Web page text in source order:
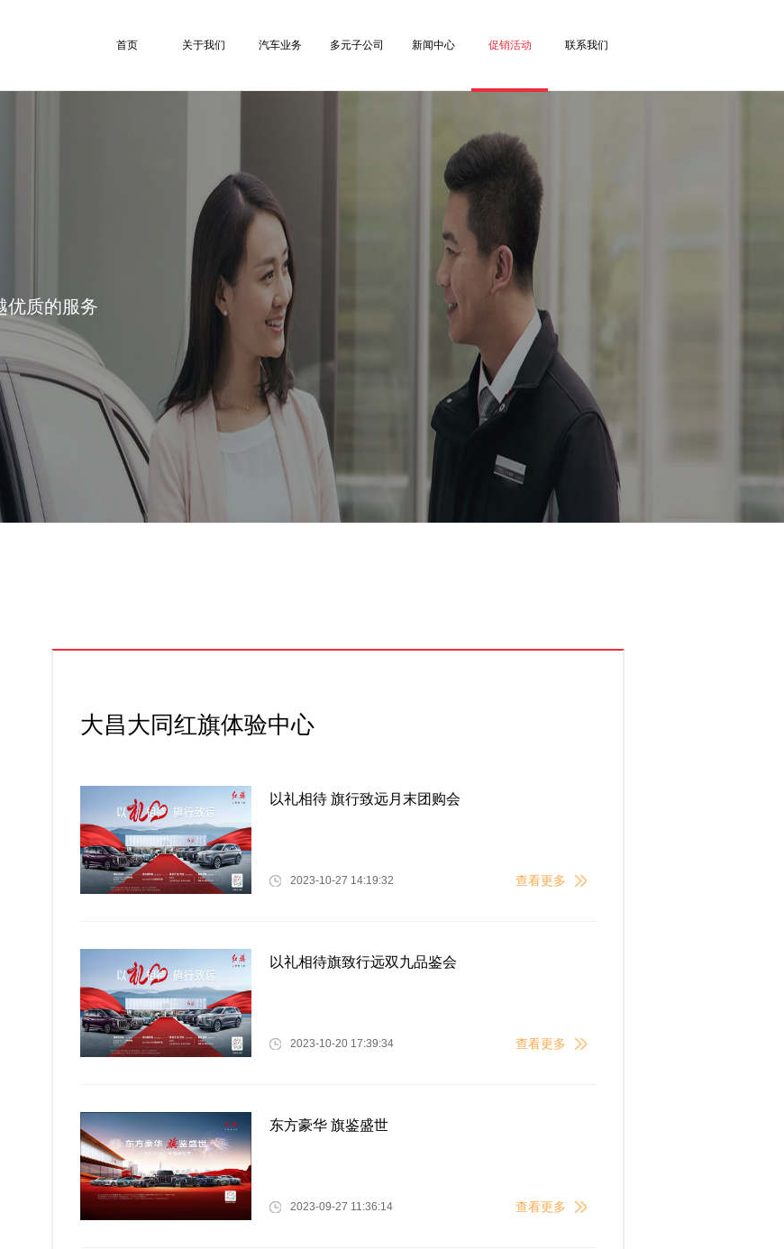
首页 关于我们 汽车业务 多元子公司 新闻中心 促销活动 联系我们
优质的服务
大昌大同红旗体验中心
以礼相待 旗行致远月末团购会
2023-10-27 14:19:32 查看更多
以礼相待旗致行远双九品鉴会
2023-10-20 17:39:34 查看更多
东方豪华 旗鉴盛世
2023-09-27 11:36:14 查看更多